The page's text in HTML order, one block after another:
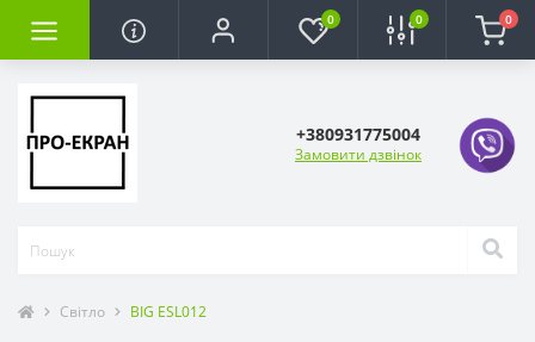
0 0 0
+380931775004
Замовити дзвінок
Світло BIG ESL012